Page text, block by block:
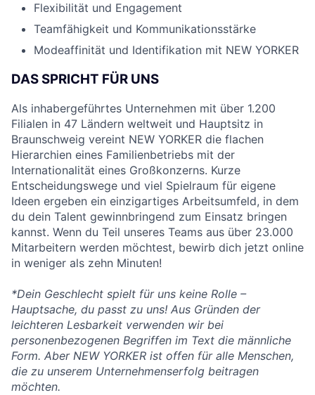
Flexibilität und Engagement
Teamfähigkeit und Kommunikationsstärke
Modeaffinität und Identifikation mit NEW YORKER
DAS SPRICHT FÜR UNS
Als inhabergeführtes Unternehmen mit über 1.200
Filialen in 47 Ländern weltweit und Hauptsitz in
Braunschweig vereint NEW YORKER die flachen
Hierarchien eines Familienbetriebs mit der
Internationalität eines Großkonzerns. Kurze
Entscheidungswege und viel Spielraum für eigene
Ideen ergeben ein einzigartiges Arbeitsumfeld, in dem
du dein Talent gewinnbringend zum Einsatz bringen
kannst. Wenn du Teil unseres Teams aus über 23.000
Mitarbeitern werden möchtest, bewirb dich jetzt online
in weniger als zehn Minuten!
*Dein Geschlecht spielt für uns keine Rolle –
Hauptsache, du passt zu uns! Aus Gründen der
leichteren Lesbarkeit verwenden wir bei
personenbezogenen Begriffen im Text die männliche
Form. Aber NEW YORKER ist offen für alle Menschen,
die zu unserem Unternehmenserfolg beitragen
möchten.